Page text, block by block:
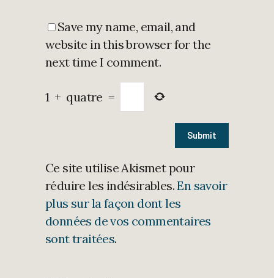
Save my name, email, and
website in this browser for the
next time I comment.
1 + quatre =
Ce site utilise Akismet pour
réduire les indésirables.En savoir
plus sur la façon dont les
données de vos commentaires
sont traitées.